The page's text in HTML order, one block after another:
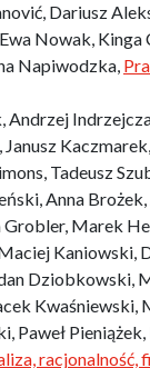
Dariusz
Nowak, Kinga
Napiwodzka,
Andrzej
Janusz
Tadeusz
Anna
Marek
Kaniowski,
Dziobkowski,
Kwaśniewski,
Paweł
racjonalność,